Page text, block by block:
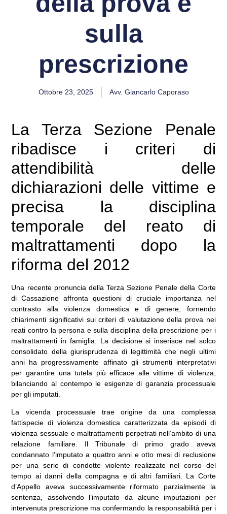
sulla
prescrizione
Ottobre 23, 2025 Avv. Giancarlo Caporaso
La Terza Sezione Penale
ribadisce i criteri di
attendibilità delle
dichiarazioni delle vittime e
precisa la disciplina
temporale del reato di
maltrattamenti dopo la
riforma del 2012
Una recente pronuncia della Terza Sezione Penale della Corte
di Cassazione affronta questioni di cruciale importanza nel
contrasto alla violenza domestica e di genere, fornendo
chiarimenti significativi sui criteri di valutazione della prova nei
reati contro la persona e sulla disciplina della prescrizione per i
maltrattamenti in famiglia. La decisione si inserisce nel solco
consolidato della giurisprudenza di legittimità che negli ultimi
anni ha progressivamente affinato gli strumenti interpretativi
per garantire una tutela più efficace alle vittime di violenza,
bilanciando al contempo le esigenze di garanzia processuale
per gli imputati.
La vicenda processuale trae origine da una complessa
fattispecie di violenza domestica caratterizzata da episodi di
violenza sessuale e maltrattamenti perpetrati nell’ambito di una
relazione familiare. Il Tribunale di primo grado aveva
condannato l’imputato a quattro anni e otto mesi di reclusione
per una serie di condotte violente realizzate nel corso del
tempo ai danni della compagna e di altri familiari. La Corte
d’Appello aveva successivamente riformato parzialmente la
sentenza, assolvendo l’imputato da alcune imputazioni per
intervenuta prescrizione ma confermando la responsabilità per i